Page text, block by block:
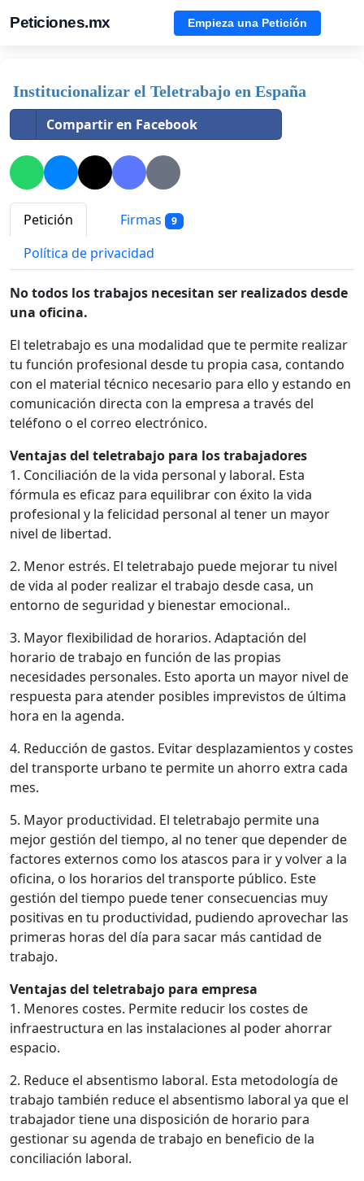
Peticiones.mx Empieza una Petición
Institucionalizar el Teletrabajo en España
Compartir en Facebook
Petición Firmas 9
Política de privacidad
No todos los trabajos necesitan ser realizados desde
una oficina.
El teletrabajo es una modalidad que te permite realizar
tu función profesional desde tu propia casa, contando
con el material técnico necesario para ello y estando en
comunicación directa con la empresa a través del
teléfono o el correo electrónico.
Ventajas del teletrabajo para los trabajadores
1. Conciliación de la vida personal y laboral. Esta
fórmula es eficaz para equilibrar con éxito la vida
profesional y la felicidad personal al tener un mayor
nivel de libertad.
2. Menor estrés. El teletrabajo puede mejorar tu nivel
de vida al poder realizar el trabajo desde casa, un
entorno de seguridad y bienestar emocional..
3. Mayor flexibilidad de horarios. Adaptación del
horario de trabajo en función de las propias
necesidades personales. Esto aporta un mayor nivel de
respuesta para atender posibles imprevistos de última
hora en la agenda.
4. Reducción de gastos. Evitar desplazamientos y costes
del transporte urbano te permite un ahorro extra cada
mes.
5. Mayor productividad. El teletrabajo permite una
mejor gestión del tiempo, al no tener que depender de
factores externos como los atascos para ir y volver a la
oficina, o los horarios del transporte público. Este
gestión del tiempo puede tener consecuencias muy
positivas en tu productividad, pudiendo aprovechar las
primeras horas del día para sacar más cantidad de
trabajo.
Ventajas del teletrabajo para empresa
1. Menores costes. Permite reducir los costes de
infraestructura en las instalaciones al poder ahorrar
espacio.
2. Reduce el absentismo laboral. Esta metodología de
trabajo también reduce el absentismo laboral ya que el
trabajador tiene una disposición de horario para
gestionar su agenda de trabajo en beneficio de la
conciliación laboral.